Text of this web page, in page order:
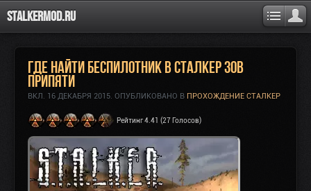
Stalkermod.ru
Где найти беспилотник в Сталкер Зов
Припяти
ВКЛ. 16 ДЕКАБРЯ 2015. ОПУБЛИКОВАНО В ПРОХОЖДЕНИЕ СТАЛКЕР
Рейтинг 4.41 (27 Голосов)